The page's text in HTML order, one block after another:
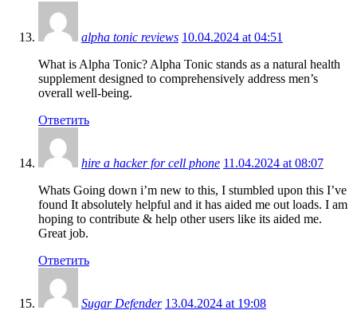
alpha tonic reviews 10.04.2024 at 04:51
What is Alpha Tonic? Alpha Tonic stands as a natural health
supplement designed to comprehensively address men’s
overall well-being.
Ответить
hire a hacker for cell phone 11.04.2024 at 08:07
Whats Going down i’m new to this, I stumbled upon this I’ve
found It absolutely helpful and it has aided me out loads. I am
hoping to contribute & help other users like its aided me.
Great job.
Ответить
Sugar Defender 13.04.2024 at 19:08